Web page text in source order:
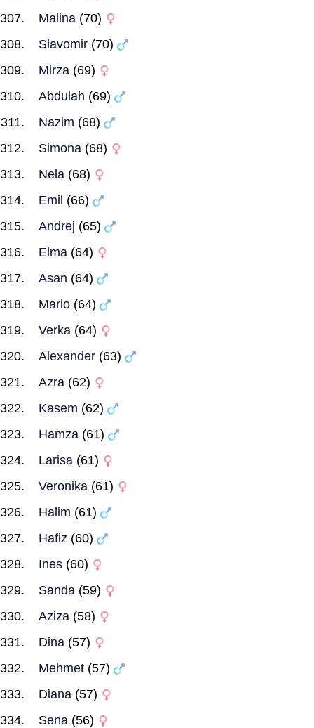
Malina (70)
Slavomir (70)
Mirza (69)
Abdulah (69)
Nazim (68)
Simona (68)
Nela (68)
Emil (66)
Andrej (65)
Elma (64)
Asan (64)
Mario (64)
Verka (64)
Alexander (63)
Azra (62)
Kasem (62)
Hamza (61)
Larisa (61)
Veronika (61)
Halim (61)
Hafiz (60)
Ines (60)
Sanda (59)
Aziza (58)
Dina (57)
Mehmet (57)
Diana (57)
Sena (56)